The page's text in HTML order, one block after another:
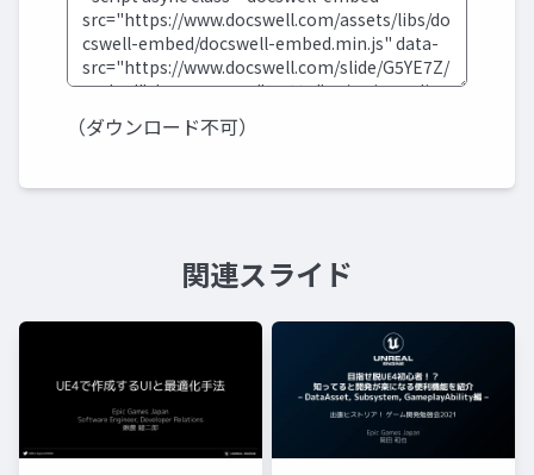
（ダウンロード不可）
関連スライド